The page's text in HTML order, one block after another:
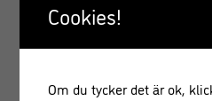
Cookies!
Om du tycker det är ok,